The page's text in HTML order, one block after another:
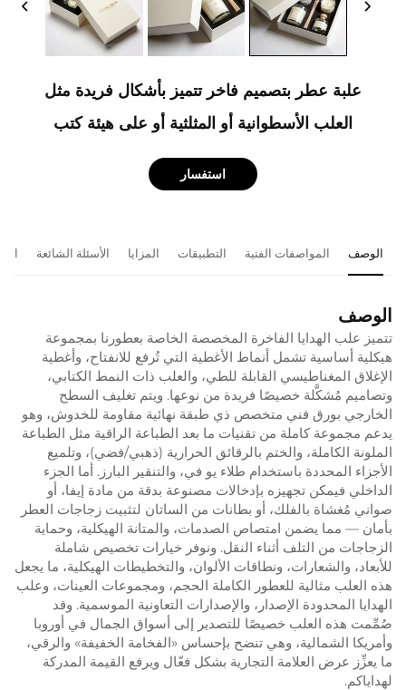
علبة عطر بتصميم فاخر تتميز بأشكال فريدة مثل
العلب الأسطوانية أو المثلثية أو على هيئة كتب
استفسار
الوصف المواصفات الفنية التطبيقات المزايا الأسئلة الشائعة
الوصف
تتميز علب الهدايا الفاخرة المخصصة الخاصة بعطورنا بمجموعة
هيكلية أساسية تشمل أنماط الأغطية التي تُرفع للانفتاح، وأغطية
الإغلاق المغناطيسي القابلة للطي، والعلب ذات النمط الكتابي،
وتصاميم مُشكَّلة خصيصًا فريدة من نوعها. ويتم تغليف السطح
الخارجي بورق فني متخصص ذي طبقة نهائية مقاومة للخدوش، وهو
يدعم مجموعة كاملة من تقنيات ما بعد الطباعة الراقية مثل الطباعة
الملونة الكاملة، والختم بالرقائق الحرارية (ذهبي/فضي)، وتلميع
الأجزاء المحددة باستخدام طلاء يو في، والتنقير البارز. أما الجزء
الداخلي فيمكن تجهيزه بإدخالات مصنوعة بدقة من مادة إيفا، أو
صواني مُغشاة بالفلك، أو بطانات من الساتان لتثبيت زجاجات العطر
بأمان — مما يضمن امتصاص الصدمات، والمتانة الهيكلية، وحماية
الزجاجات من التلف أثناء النقل. ونوفر خيارات تخصيص شاملة
للأبعاد، والشعارات، ونطاقات الألوان، والتخطيطات الهيكلية، ما يجعل
هذه العلب مثالية للعطور الكاملة الحجم، ومجموعات العينات، وعلب
الهدايا المحدودة الإصدار، والإصدارات التعاونية الموسمية. وقد
صُمِّمت هذه العلب خصيصًا للتصدير إلى أسواق الجمال في أوروبا
وأمريكا الشمالية، وهي تنضح بإحساس «الفخامة الخفيفة» والرقي،
ما يعزِّز عرض العلامة التجارية بشكل فعّال ويرفع القيمة المدركة
لهداياكم.